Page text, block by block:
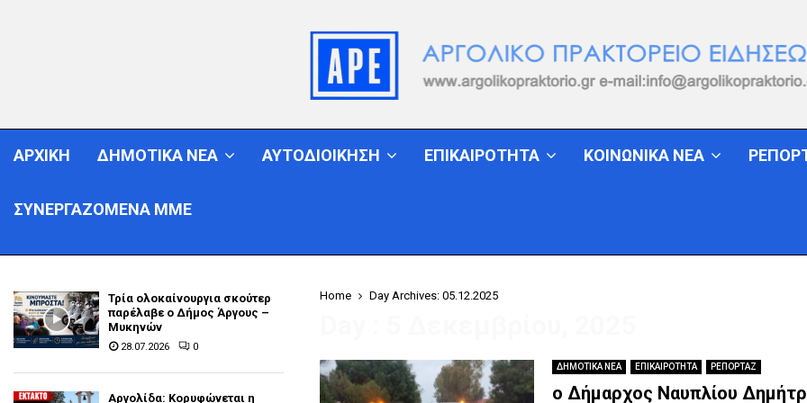
ΑΡΧΙΚΗ ΔΗΜΟΤΙΚΑ ΝΕΑ ΑΥΤΟΔΙΟΙΚΗΣΗ ΕΠΙΚΑΙΡΟΤΗΤΑ ΚΟΙΝΩΝΙΚΑ ΝΕΑ
ΣΥΝΕΡΓΑΖΟΜΕΝΑ ΜΜΕ
Home Day Archives: 05.12.2025
ΔΗΜΟΤΙΚΑ ΝΕΑ ΕΠΙΚΑΙΡΟΤΗΤΑ ΡΕΠΟΡΤΑΖ
ο Δήμαρχος Ναυπλίου
Τρία ολοκαίνουργια σκούτερ
παρέλαβε o Δήμος Άργους –
Μυκηνών
28.07.2026 0
Αργολίδα: Κορυφώνεται η